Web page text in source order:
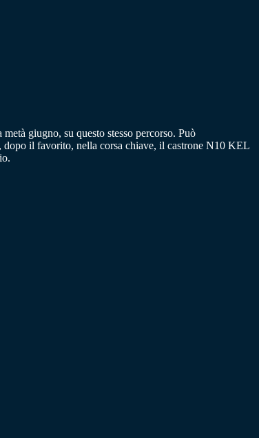
giugno, su questo stesso percorso. Può
dopo il favorito, nella corsa chiave, il castrone N10 KEL